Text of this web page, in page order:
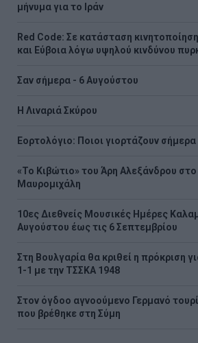
μήνυμα για το Ιράν
Red Code: Σε κατάσταση
και Εύβοια λόγω υψηλού κινδύνου
Σαν σήμερα - 6 Αυγούστου
H Λιναριά Σκύρου
Εορτολόγιο: Ποιοι γιορτάζουν σήμερα
«Το Κιβώτιο» του Άρη Αλεξάνδρου
Μαυρομιχάλη
10ες Διεθνείς Μουσικές Ημέρες
Αυγούστου έως τις 6 Σεπτεμβρίου
Στη Βουλγαρία θα κριθεί η πρόκριση
1-1 με την ΤΣΣΚΑ 1948
Στον όγδοο αγνοούμενο Γερμανό
που βρέθηκε στη Σύμη